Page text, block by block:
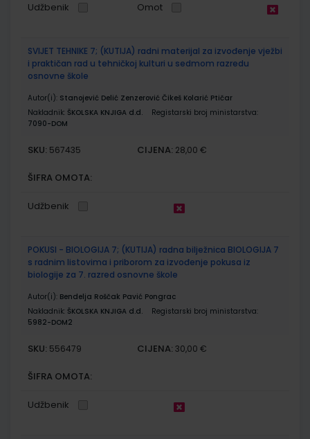
Udžbenik Omot
SVIJET TEHNIKE 7; (KUTIJA) radni materijal za izvođenje vježbi
i praktičan rad u tehničkoj kulturi u sedmom razredu
osnovne škole
Autor(i): Stanojević Delić Zenzerović Čikeš Kolarić Ptičar
Nakladnik: ŠKOLSKA KNJIGA d.d.
Registarski broj ministarstva:
7090-DOM
SKU: 567435 CIJENA: 28,00 €
ŠIFRA OMOTA:
Udžbenik
POKUSI - BIOLOGIJA 7; (KUTIJA) radna bilježnica BIOLOGIJA 7
s radnim listovima i priborom za izvođenje pokusa iz
biologije za 7. razred osnovne škole
Autor(i): Bendelja Roščak Pavić Pongrac
Nakladnik: ŠKOLSKA KNJIGA d.d.
Registarski broj ministarstva:
5982-DOM2
SKU: 556479 CIJENA: 30,00 €
ŠIFRA OMOTA:
Udžbenik